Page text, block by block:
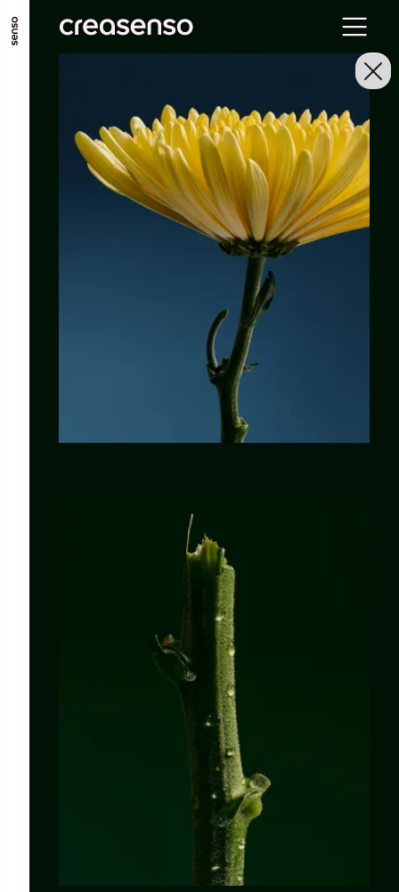
ALLER AU CONTENU PRINCIPAL
ALLER EN BAS DE PAGE